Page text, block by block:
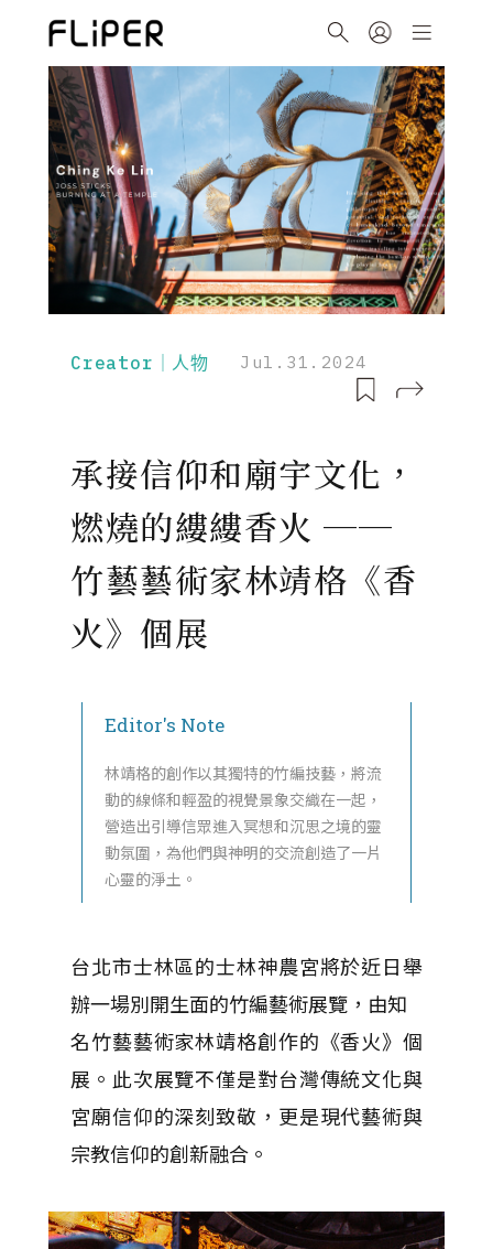
Creator｜人物 Jul.31.2024
承接信仰和廟宇文化，
燃燒的縷縷香火 ──
竹藝藝術家林靖格《香
火》個展
Editor's Note
林靖格的創作以其獨特的竹編技藝，將流
動的線條和輕盈的視覺景象交織在一起，
營造出引導信眾進入冥想和沉思之境的靈
動氛圍，為他們與神明的交流創造了一片
心靈的淨土。
台北市士林區的士林神農宮將於近日舉
辦一場別開生面的竹編藝術展覽，由知
名竹藝藝術家林靖格創作的《香火》個
展。此次展覽不僅是對台灣傳統文化與
宮廟信仰的深刻致敬，更是現代藝術與
宗教信仰的創新融合。